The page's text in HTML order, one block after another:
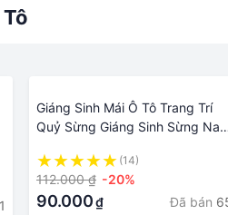
1
Giáng Sinh Mái Ô Tô Trang Trí
Quỷ Sừng Giáng Sinh Sừng Nai
Đa Năng Chống Va Chạm Miếng
Dán Trang Trí Góc Ba Chiều Xe Ô
Tô
(14)
112.000 ₫ -20%
90.000₫ Đã bán